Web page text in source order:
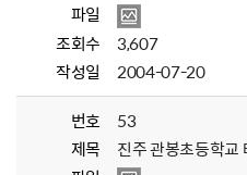
파일
조회수
3,607
작성일
2004-07-20
번호
53
제목
진주 관봉초등학교